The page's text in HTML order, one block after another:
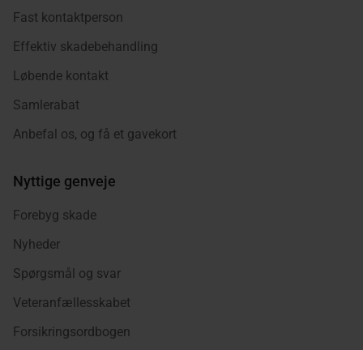
Fast kontaktperson
Effektiv skadebehandling
Løbende kontakt
Samlerabat
Anbefal os, og få et gavekort
Nyttige genveje
Forebyg skade
Nyheder
Spørgsmål og svar
Veteranfællesskabet
Forsikringsordbogen